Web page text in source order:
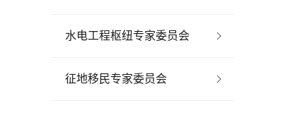
水电工程枢纽专家委员会
征地移民专家委员会